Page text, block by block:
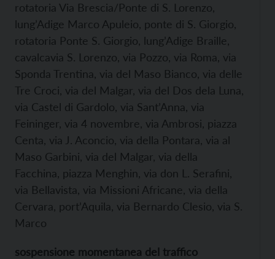
rotatoria Via Brescia/Ponte di S. Lorenzo,
lung’Adige Marco Apuleio, ponte di S. Giorgio,
rotatoria Ponte S. Giorgio, lung’Adige Braille,
cavalcavia S. Lorenzo, via Pozzo, via Roma, via
Sponda Trentina, via del Maso Bianco, via delle
Tre Croci, via del Malgar, via del Dos dela Luna,
via Castel di Gardolo, via Sant’Anna, via
Feininger, via 4 novembre, via Ambrosi, piazza
Centa, via J. Aconcio, via della Pontara, via al
Maso Garbini, via del Malgar, via della
Facchina, piazza Menghin, via don L. Serafini,
via Bellavista, via Missioni Africane, via della
Cervara, port’Aquila, via Bernardo Clesio, via S.
Marco
sospensione momentanea del traffico